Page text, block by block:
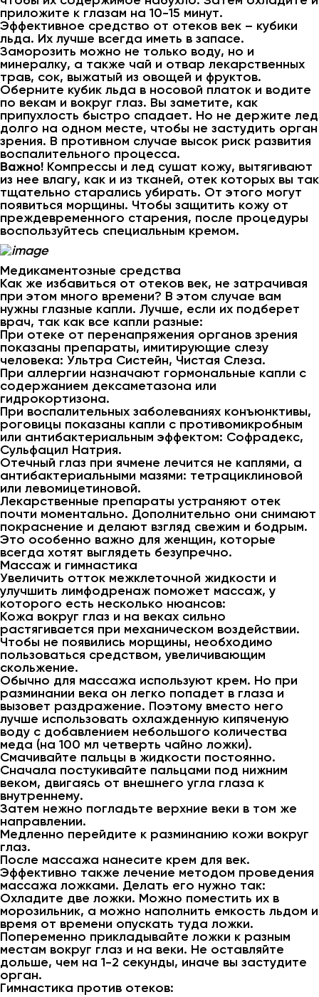
приложите к глазам на 10-15 минут.
Эффективное средство от отеков век – кубики
льда. Их лучше всегда иметь в запасе.
Заморозить можно не только воду, но и
минералку, а также чай и отвар лекарственных
трав, сок, выжатый из овощей и фруктов.
Оберните кубик льда в носовой платок и водите
по векам и вокруг глаз. Вы заметите, как
припухлость быстро спадает. Но не держите лед
долго на одном месте, чтобы не застудить орган
зрения. В противном случае высок риск развития
воспалительного процесса.
Важно! Компрессы и лед сушат кожу, вытягивают
из нее влагу, как и из тканей, отек которых вы так
тщательно старались убирать. От этого могут
появиться морщины. Чтобы защитить кожу от
преждевременного старения, после процедуры
воспользуйтесь специальным кремом.
Медикаментозные средства
Как же избавиться от отеков век, не затрачивая
при этом много времени? В этом случае вам
нужны глазные капли. Лучше, если их подберет
врач, так как все капли разные:
При отеке от перенапряжения органов зрения
показаны препараты, имитирующие слезу
человека: Ультра Систейн, Чистая Слеза.
При аллергии назначают гормональные капли с
содержанием дексаметазона или
гидрокортизона.
При воспалительных заболеваниях конъюнктивы,
роговицы показаны капли с противомикробным
или антибактериальным эффектом: Софрадекс,
Сульфацил Натрия.
Отечный глаз при ячмене лечится не каплями, а
антибактериальными мазями: тетрациклиновой
или левомицетиновой.
Лекарственные препараты устраняют отек
почти моментально. Дополнительно они снимают
покраснение и делают взгляд свежим и бодрым.
Это особенно важно для женщин, которые
всегда хотят выглядеть безупречно.
Массаж и гимнастика
Увеличить отток межклеточной жидкости и
улучшить лимфодренаж поможет массаж, у
которого есть несколько нюансов:
Кожа вокруг глаз и на веках сильно
растягивается при механическом воздействии.
Чтобы не появились морщины, необходимо
пользоваться средством, увеличивающим
скольжение.
Обычно для массажа используют крем. Но при
разминании века он легко попадет в глаза и
вызовет раздражение. Поэтому вместо него
лучше использовать охлажденную кипяченую
воду с добавлением небольшого количества
меда (на 100 мл четверть чайно ложки).
Смачивайте пальцы в жидкости постоянно.
Сначала постукивайте пальцами под нижним
веком, двигаясь от внешнего угла глаза к
внутреннему.
Затем нежно погладьте верхние веки в том же
направлении.
Медленно перейдите к разминанию кожи вокруг
глаз.
После массажа нанесите крем для век.
Эффективно также лечение методом проведения
массажа ложками. Делать его нужно так:
Охладите две ложки. Можно поместить их в
морозильник, а можно наполнить емкость льдом и
время от времени опускать туда ложки.
Попеременно прикладывайте ложки к разным
местам вокруг глаз и на веки. Не оставляйте
дольше, чем на 1-2 секунды, иначе вы застудите
орган.
Гимнастика против отеков: